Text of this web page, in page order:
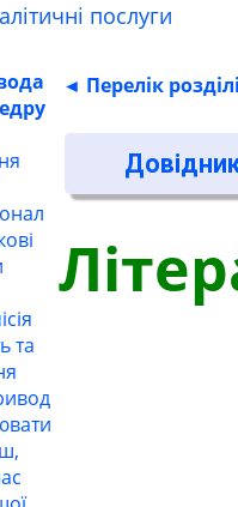
послуги
та
◄ Перелік